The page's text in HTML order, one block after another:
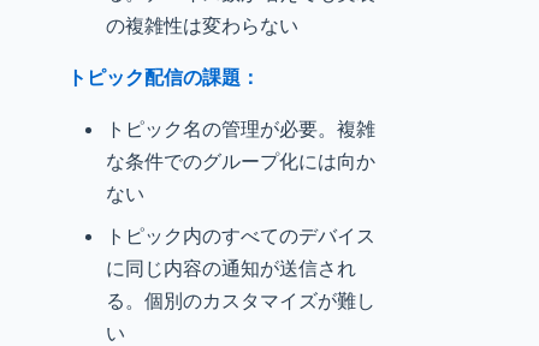
の複雑性は変わらない
トピック配信の課題：
トピック名の管理が必要。複雑
な条件でのグループ化には向か
ない
トピック内のすべてのデバイス
に同じ内容の通知が送信され
る。個別のカスタマイズが難し
い